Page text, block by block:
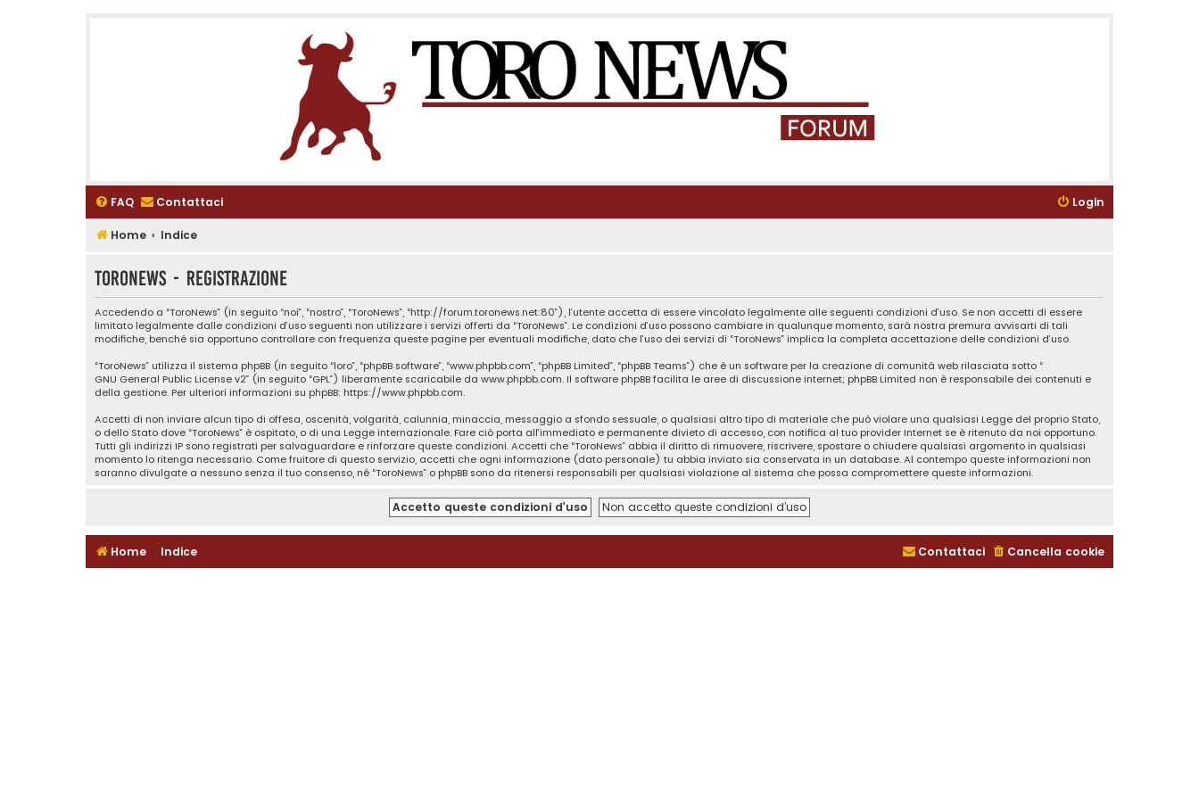
FAQ Contattaci Login
Home Indice
ToroNews - Registrazione
Accedendo a “ToroNews” (in seguito “noi”, “nostro”, “ToroNews”, “http://forum.toronews.net:80”), l’utente accetta di essere vincolato legalmente alle seguenti condizioni d’uso. Se non accetti di essere
limitato legalmente dalle condizioni d’uso seguenti non utilizzare i servizi offerti da “ToroNews”. Le condizioni d’uso possono cambiare in qualunque momento, sarà nostra premura avvisarti di tali
modifiche, benché sia opportuno controllare con frequenza queste pagine per eventuali modifiche, dato che l’uso dei servizi di “ToroNews” implica la completa accettazione delle condizioni d’uso.
“ToroNews” utilizza il sistema phpBB (in seguito “loro”, “phpBB software”, “www.phpbb.com”, “phpBB Limited”, “phpBB Teams”) che è un software per la creazione di comunità web rilasciata sotto “
GNU General Public License v2” (in seguito “GPL”) liberamente scaricabile da www.phpbb.com. Il software phpBB facilita le aree di discussione internet; phpBB Limited non è responsabile dei contenuti e
della gestione. Per ulteriori informazioni su phpBB: https://www.phpbb.com.
Accetti di non inviare alcun tipo di offesa, oscenità, volgarità, calunnia, minaccia, messaggio a sfondo sessuale, o qualsiasi altro tipo di materiale che può violare una qualsiasi Legge del proprio Stato,
o dello Stato dove “ToroNews” è ospitato, o di una Legge internazionale. Fare ciò porta all’immediato e permanente divieto di accesso, con notifica al tuo provider Internet se è ritenuto da noi opportuno.
Tutti gli indirizzi IP sono registrati per salvaguardare e rinforzare queste condizioni. Accetti che “ToroNews” abbia il diritto di rimuovere, riscrivere, spostare o chiudere qualsiasi argomento in qualsiasi
momento lo ritenga necessario. Come fruitore di questo servizio, accetti che ogni informazione (dato personale) tu abbia inviato sia conservata in un database. Al contempo queste informazioni non
saranno divulgate a nessuno senza il tuo consenso, né “ToroNews” o phpBB sono da ritenersi responsabili per qualsiasi violazione al sistema che possa compromettere queste informazioni.
Home Indice Cancella cookie
Contattaci